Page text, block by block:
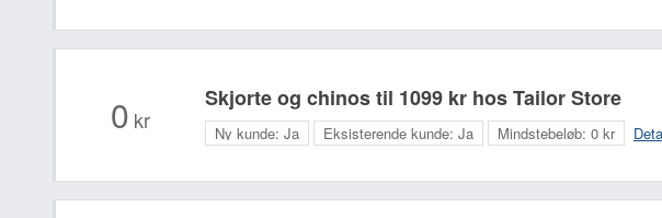
0 kr
Skjorte og chinos til 1099 kr hos Tailor Store
Ny kunde: Ja Eksisterende kunde: Ja Mindstebeløb: 0 kr